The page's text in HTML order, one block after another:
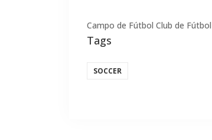
Campo de Fútbol Club de
Tags
SOCCER